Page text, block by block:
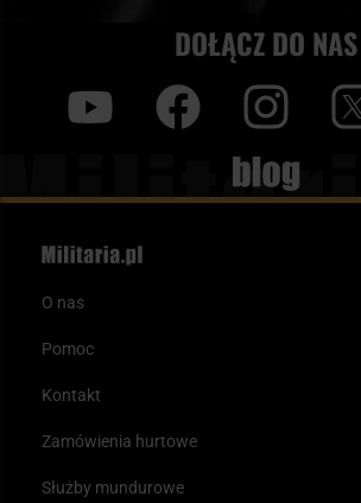
DOŁĄCZ DO NAS
Blog
O nas
Pomoc
Kontakt
Zamówienia hurtowe
Służby mundurowe